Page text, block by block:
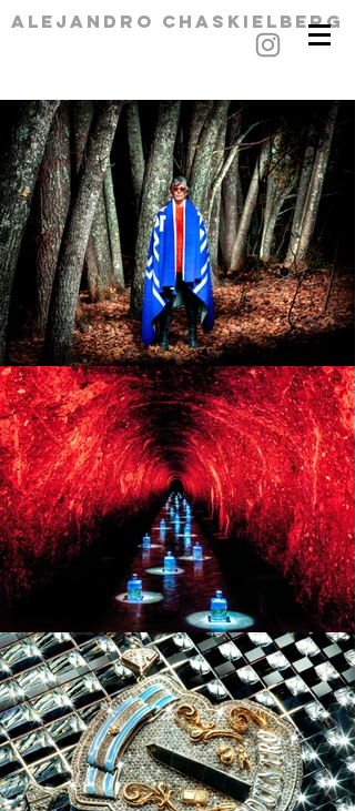
alejandro chaskielberg